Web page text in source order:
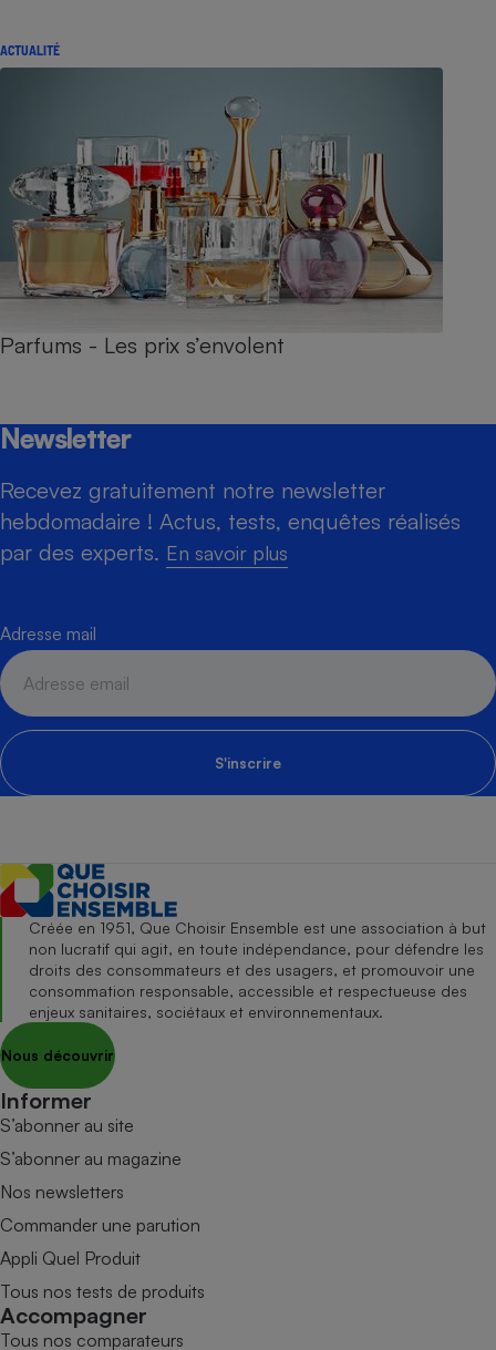
ACTUALITÉ
Parfums - Les prix s’envolent
Newsletter
Recevez gratuitement notre newsletter
hebdomadaire ! Actus, tests, enquêtes réalisés
par des experts. En savoir plus
Adresse mail
S'inscrire
Créée en 1951, Que Choisir Ensemble est une association à but
non lucratif qui agit, en toute indépendance, pour défendre les
droits des consommateurs et des usagers, et promouvoir une
consommation responsable, accessible et respectueuse des
enjeux sanitaires, sociétaux et environnementaux.
Nous découvrir
Informer
S’abonner au site
S’abonner au magazine
Nos newsletters
Commander une parution
Appli Quel Produit
Tous nos tests de produits
Accompagner
Tous nos comparateurs